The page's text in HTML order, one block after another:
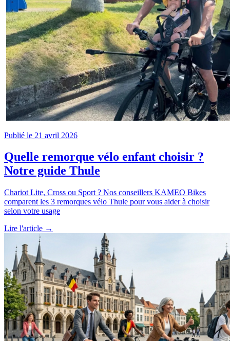
Publié le 21 avril 2026
Quelle remorque vélo enfant choisir ?
Notre guide Thule
Chariot Lite, Cross ou Sport ? Nos conseillers KAMEO Bikes
comparent les 3 remorques vélo Thule pour vous aider à choisir
selon votre usage
Lire l'article →